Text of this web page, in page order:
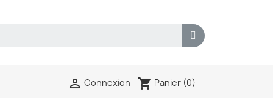
 Connexion shopping_cart Panier (0)